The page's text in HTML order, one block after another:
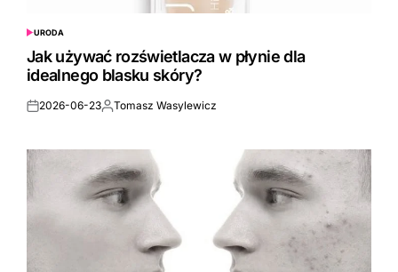
POSTED
IN
URODA
Jak używać rozświetlacza w płynie dla
idealnego blasku skóry?
Posted
2026-06-23Posted
Tomasz Wasylewicz